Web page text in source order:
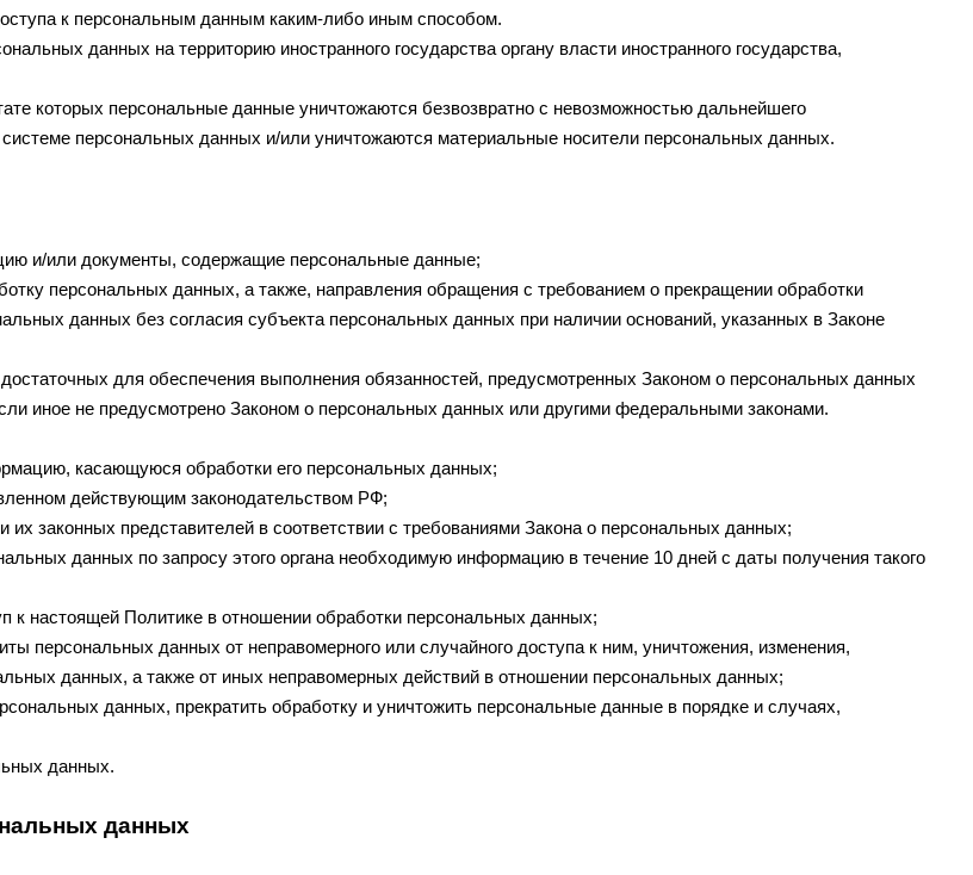
к персональным данным каким-либо иным способом.
данных на территорию иностранного государства органу власти иностранного государства,
которых персональные данные уничтожаются безвозвратно с невозможностью дальнейшего
персональных данных и/или уничтожаются материальные носители персональных данных.
и/или документы, содержащие персональные данные;
персональных данных, а также, направления обращения с требованием о прекращении обработки
данных без согласия субъекта персональных данных при наличии оснований, указанных в Законе
для обеспечения выполнения обязанностей, предусмотренных Законом о персональных данных
иное не предусмотрено Законом о персональных данных или другими федеральными законами.
касающуюся обработки его персональных данных;
действующим законодательством РФ;
законных представителей в соответствии с требованиями Закона о персональных данных;
данных по запросу этого органа необходимую информацию в течение 10 дней с даты получения такого
настоящей Политике в отношении обработки персональных данных;
персональных данных от неправомерного или случайного доступа к ним, уничтожения, изменения,
данных, а также от иных неправомерных действий в отношении персональных данных;
данных, прекратить обработку и уничтожить персональные данные в порядке и случаях,
данных.
данных